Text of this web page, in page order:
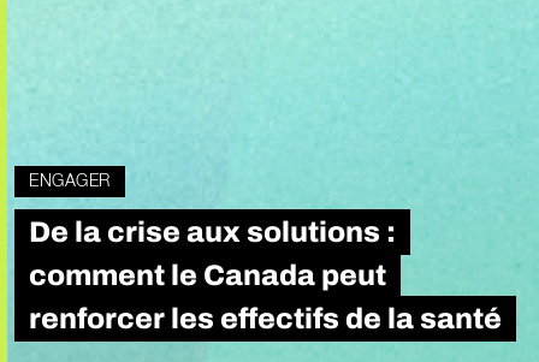
ENGAGER
De la crise aux solutions :
comment le Canada peut
renforcer les effectifs de la santé